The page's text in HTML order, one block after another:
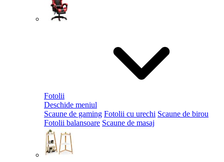
Fotolii
Deschide meniul
Scaune de gaming Fotolii cu urechi Scaune de birou
Fotolii balansoare Scaune de masaj